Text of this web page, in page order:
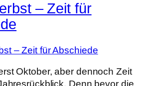
– Zeit für
Oktober, aber dennoch Zeit
Denn bevor die